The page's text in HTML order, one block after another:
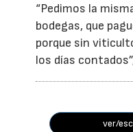
“Pedimos la
bodegas, que
porque sin
los días
ver/